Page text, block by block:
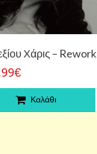
Χάρις –
Καλάθι